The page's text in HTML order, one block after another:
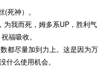
死神）。
为我而死，姆多系UP，胜利气
福吸收。
都尽量加到力上。这是因为万
什么使用机会。